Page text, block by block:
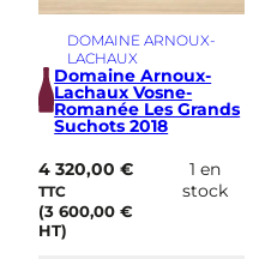
DOMAINE ARNOUX-
LACHAUX
Domaine Arnoux-
Lachaux Vosne-
Romanée Les Grands
Suchots 2018
4 320,00€
TTC
(3 600,00€
HT)
1 en
stock